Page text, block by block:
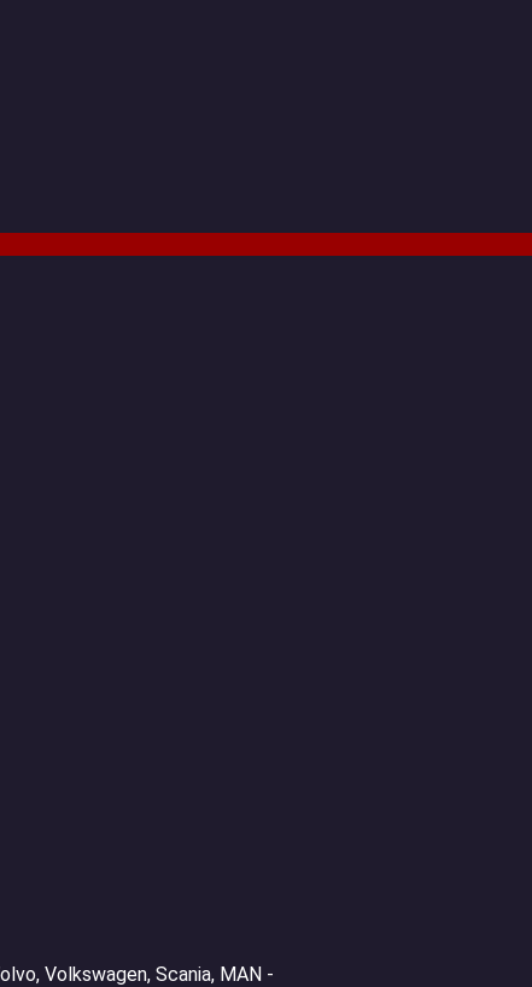
Volkswagen, Scania, MAN -